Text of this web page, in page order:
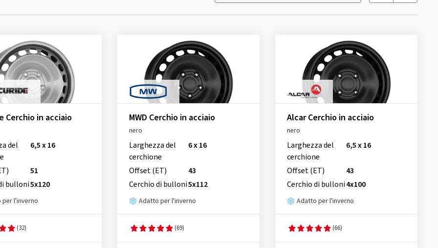
Cerchio in acciaio
del
6,5 x 16
51
bulloni5x120
l'inverno
(32)
MWD Cerchio in acciaio
nero
Larghezza del
cerchione
6 x 16
Offset (ET)
43
Cerchio di bulloni5x112
Adatto per l'inverno
(69)
Alcar Cerchio in acciaio
nero
Larghezza del
cerchione
6,5 x 16
Offset (ET)
43
Cerchio di bulloni4x100
Adatto per l'inverno
(66)